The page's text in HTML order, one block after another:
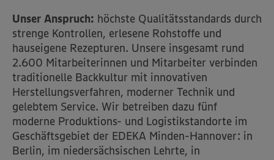
Unser Anspruch: höchste Qualitätsstandards durch
strenge Kontrollen, erlesene Rohstoffe und
hauseigene Rezepturen. Unsere insgesamt rund
2.600 Mitarbeiterinnen und Mitarbeiter verbinden
traditionelle Backkultur mit innovativen
Herstellungsverfahren, moderner Technik und
gelebtem Service. Wir betreiben dazu fünf
moderne Produktions- und Logistikstandorte im
Geschäftsgebiet der EDEKA Minden-Hannover: in
Berlin, im niedersächsischen Lehrte, in